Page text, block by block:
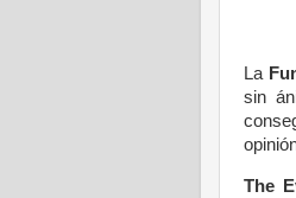
La
sin
The